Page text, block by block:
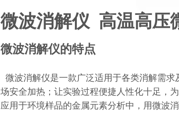
微波消解仪 高温高压
微波消解仪的特点
微波消解仪是一款广泛适用于各类消解需
场安全加热；让实验过程便捷人性化十足，
应用于环境样品的金属元素分析中，用微波